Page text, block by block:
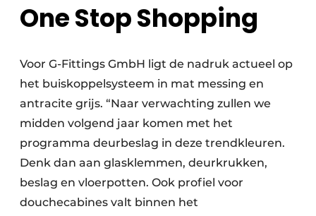
One Stop Shopping
Voor G-Fittings GmbH ligt de nadruk actueel op
het buiskoppelsysteem in mat messing en
antracite grijs. “Naar verwachting zullen we
midden volgend jaar komen met het
programma deurbeslag in deze trendkleuren.
Denk dan aan glasklemmen, deurkrukken,
beslag en vloerpotten. Ook profiel voor
douchecabines valt binnen het